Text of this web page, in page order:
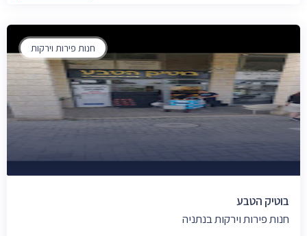
חנות פירות וירקות
בוטיק הטבע
חנות פירות וירקות בנתניה